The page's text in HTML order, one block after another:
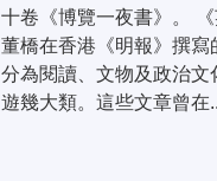
十卷《博覽一夜書》。
董橋在香港《明報》撰寫
分為閱讀、文物及政治文
遊幾大類。這些文章曾在..